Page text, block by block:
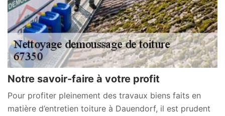
Notre savoir-faire à votre profit
Pour profiter pleinement des travaux biens faits en
matière d’entretien toiture à Dauendorf, il est prudent